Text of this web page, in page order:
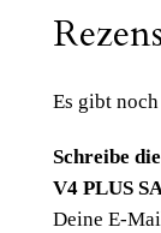
V
P
U
S
S
Es gibt
Schreibe
V4 PLUS
Deine E-